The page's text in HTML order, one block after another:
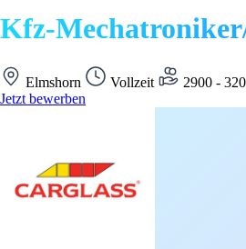
Kfz-
Elmshorn Vollzeit 2900 -
Jetzt bewerben